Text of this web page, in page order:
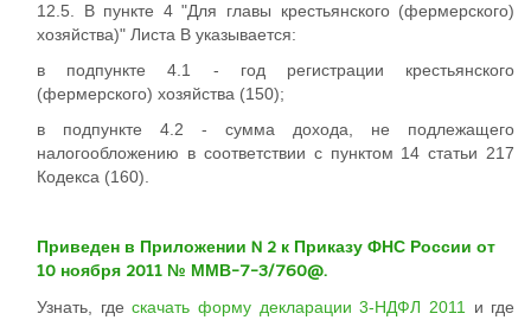
12.5. В пункте 4 "Для главы крестьянского (фермерского)
хозяйства)" Листа В указывается:
в подпункте 4.1 - год регистрации крестьянского
(фермерского) хозяйства (150);
в подпункте 4.2 - сумма дохода, не подлежащего
налогообложению в соответствии с пунктом 14 статьи 217
Кодекса (160).
Приведен в Приложении N 2 к Приказу ФНС России от
10 ноября 2011 № ММВ-7-3/760@.
Узнать, гдескачать форму декларации 3-НДФЛ 2011
и где